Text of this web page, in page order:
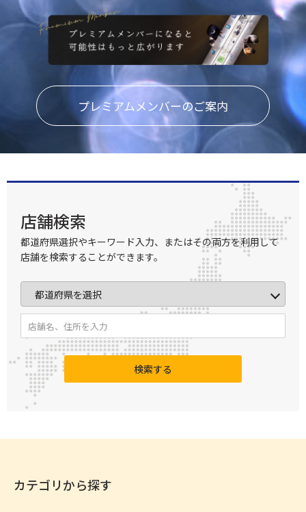
プレミアムメンバーのご案内
店舗検索
都道府県選択やキーワード入力、またはその両方を利用して
店舗を検索することができます。
検索する
カテゴリから探す